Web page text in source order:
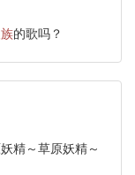
的歌吗？
精～草原妖精～